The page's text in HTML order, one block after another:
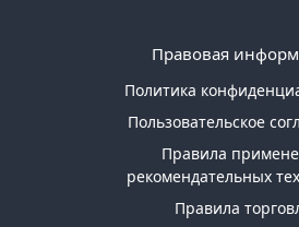
Правовая
Политика
Пользовательское
Правила
рекомендательных
Правила